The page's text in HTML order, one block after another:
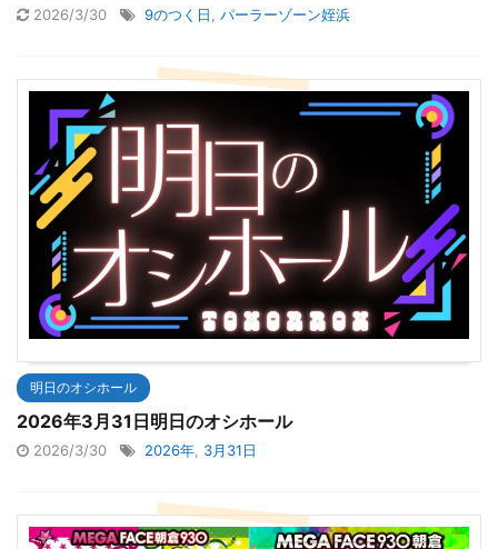
2026/3/30 9のつく日, パーラーゾーン姪浜
明日のオシホール
2026年3月31日明日のオシホール
2026/3/30 2026年 3月31日